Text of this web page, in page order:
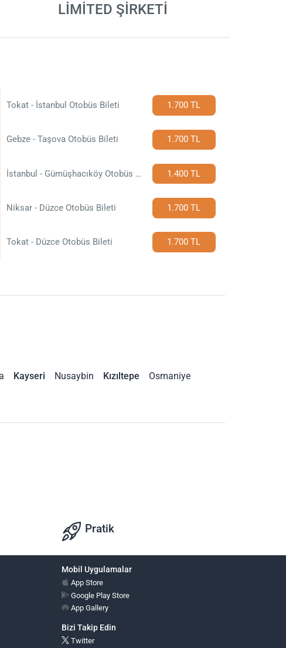
LİMİTED ŞİRKETİ
Tokat - İstanbul Otobüs Bileti 1.700 TL
Gebze - Taşova Otobüs Bileti 1.700 TL
İstanbul - Gümüşhacıköy Otobüs Bileti 1.400 TL
Niksar - Düzce Otobüs Bileti 1.700 TL
Tokat - Düzce Otobüs Bileti 1.700 TL
Kayseri Nusaybin Kızıltepe
Osmaniye
Pratik
Mobil Uygulamalar
App Store
Google Play Store
App Gallery
Bizi Takip Edin
Twitter